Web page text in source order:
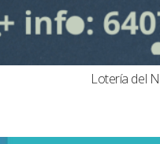
Lotería del